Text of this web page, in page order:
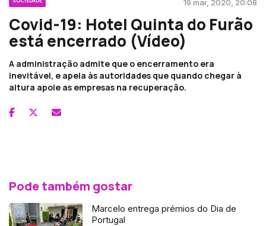
19 mar, 2020, 20:08
Covid-19: Hotel Quinta do Furão
está encerrado (Vídeo)
A administração admite que o encerramento era
inevitável, e apela às autoridades que quando chegar à
altura apoie as empresas na recuperação.
Pode também gostar
Marcelo entrega prémios do Dia de
Portugal